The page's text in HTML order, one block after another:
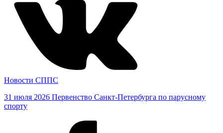
Новости СППС
31 июля 2026 Первенство Санкт-Петербурга по парусному
спорту